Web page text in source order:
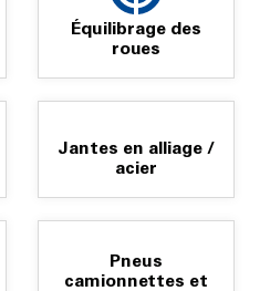
Équilibrage des
roues
Jantes en alliage /
acier
Pneus
camionnettes et